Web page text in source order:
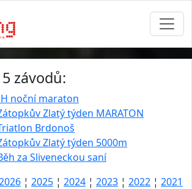
závodů:
noční maraton
Zlatý týden MARATON
Brdonoš
Zlatý týden 5000m
za Sliveneckou saní
¦ 2025 ¦ 2024 ¦ 2023 ¦ 2022 ¦ 2021